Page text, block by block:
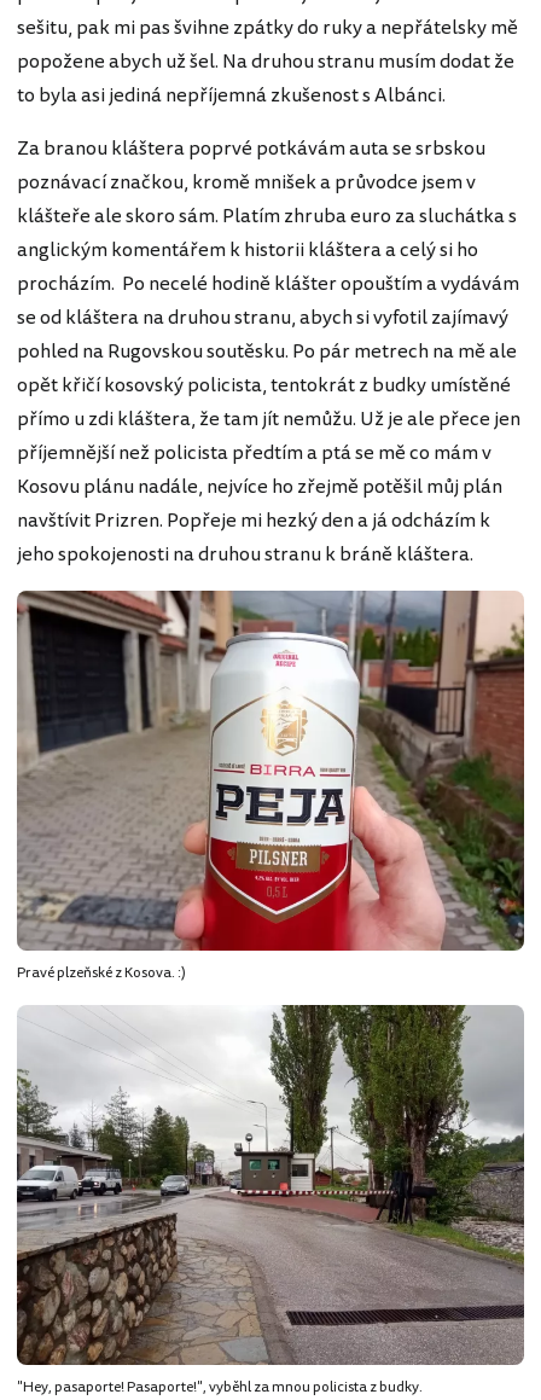
sešitu, pak mi pas švihne zpátky do ruky a nepřátelsky mě
popožene abych už šel. Na druhou stranu musím dodat že
to byla asi jediná nepříjemná zkušenost s Albánci.
Za branou kláštera poprvé potkávám auta se srbskou
poznávací značkou, kromě mnišek a průvodce jsem v
klášteře ale skoro sám. Platím zhruba euro za sluchátka s
anglickým komentářem k historii kláštera a celý si ho
procházím. Po necelé hodině klášter opouštím a vydávám
se od kláštera na druhou stranu, abych si vyfotil zajímavý
pohled na Rugovskou soutěsku. Po pár metrech na mě ale
opět křičí kosovský policista, tentokrát z budky umístěné
přímo u zdi kláštera, že tam jít nemůžu. Už je ale přece jen
příjemnější než policista předtím a ptá se mě co mám v
Kosovu plánu nadále, nejvíce ho zřejmě potěšil můj plán
navštívit Prizren. Popřeje mi hezký den a já odcházím k
jeho spokojenosti na druhou stranu k bráně kláštera.
Pravé plzeňské z Kosova. :)
"Hey, pasaporte! Pasaporte!", vyběhl za mnou policista z budky.